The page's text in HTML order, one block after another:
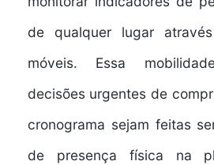
de qualquer lugar
móveis. Essa
decisões urgentes de
cronograma sejam feitas
de presença física na